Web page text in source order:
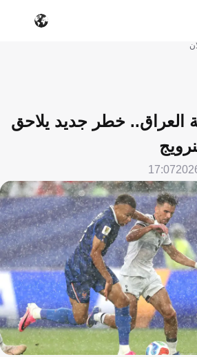
العراق.. خطر جديد يلاحق
17:07